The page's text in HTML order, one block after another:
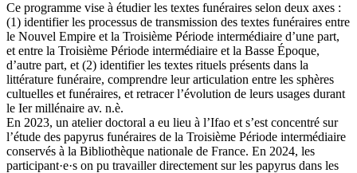
Ce programme vise à étudier les textes funéraires selon deux axes :
(1) identifier les processus de transmission des textes funéraires entre
le Nouvel Empire et la Troisième Période intermédiaire d’une part,
et entre la Troisième Période intermédiaire et la Basse Époque,
d’autre part, et (2) identifier les textes rituels présents dans la
littérature funéraire, comprendre leur articulation entre les sphères
cultuelles et funéraires, et retracer l’évolution de leurs usages durant
le Ier millénaire av. n.è.
En 2023, un atelier doctoral a eu lieu à l’Ifao et s’est concentré sur
l’étude des papyrus funéraires de la Troisième Période intermédiaire
conservés à la Bibliothèque nationale de France. En 2024, les
participant·e·s on pu travailler directement sur les papyrus dans les